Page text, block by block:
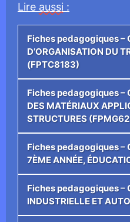
Lire aussi :
Fiches pedagogiques –
D’ORGANISATION DU
(FPTC8183)
Fiches pedagogiques –
DES MATÉRIAUX
STRUCTURES
Fiches pedagogiques –
7ÈME ANNÉE,
Fiches pedagogiques –
INDUSTRIELLE ET